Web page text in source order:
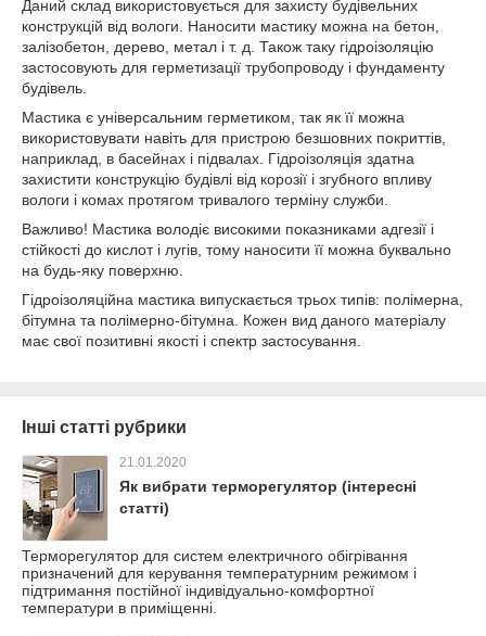
Даний склад використовується для захисту будівельних
конструкцій від вологи. Наносити мастику можна на бетон,
залізобетон, дерево, метал і т. д. Також таку гідроізоляцію
застосовують для герметизації трубопроводу і фундаменту
будівель.
Мастика є універсальним герметиком, так як її можна
використовувати навіть для пристрою безшовних покриттів,
наприклад, в басейнах і підвалах. Гідроізоляція здатна
захистити конструкцію будівлі від корозії і згубного впливу
вологи і комах протягом тривалого терміну служби.
Важливо! Мастика володіє високими показниками адгезії і
стійкості до кислот і лугів, тому наносити її можна буквально
на будь-яку поверхню.
Гідроізоляційна мастика випускається трьох типів: полімерна,
бітумна та полімерно-бітумна. Кожен вид даного матеріалу
має свої позитивні якості і спектр застосування.
Інші статті рубрики
21.01.2020
Як вибрати терморегулятор (інтересні
статті)
Терморегулятор для систем електричного обігрівання
призначений для керування температурним режимом і
підтримання постійної індивідуально-комфортної
температури в приміщенні.